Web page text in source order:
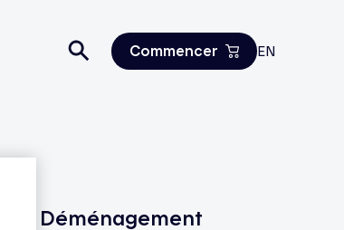
Commencer EN
Déménagement